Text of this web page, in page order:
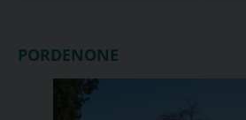
PORDENONE